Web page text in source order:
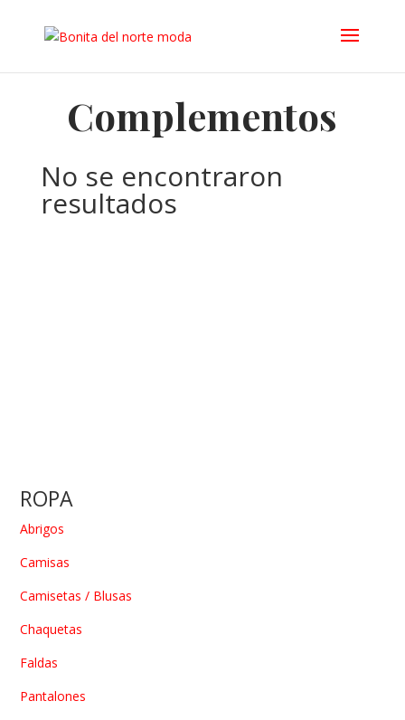
Complementos
No se encontraron
resultados
ROPA
Abrigos
Camisas
Camisetas / Blusas
Chaquetas
Faldas
Pantalones